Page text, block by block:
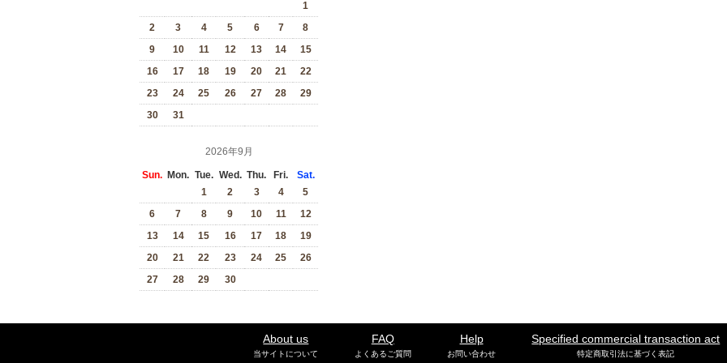
1
2
3 4 5 6 7
8
9
10 11 12 13 14
15
16
17 18 19 20 21
22
23
24 25 26 27 28
29
30
31
2026年9月
Sun. Mon. Tue. Wed. Thu. Fri.
Sat.
1
2 3 4
5
6
7 8 9 10 11
12
13
14 15 16 17 18
19
20
21 22 23 24 25
26
27
28 29 30
About us
当サイトについて
FAQ
よくあるご質問
Help
お問い合わせ
Specified commercial transaction act
特定商取引法に基づく表記